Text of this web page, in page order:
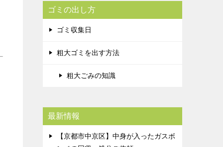
ゴミの出し方
ゴミ収集日
粗大ゴミを出す方法
粗大ごみの知識
最新情報
【京都市中京区】中身が入ったガスボ